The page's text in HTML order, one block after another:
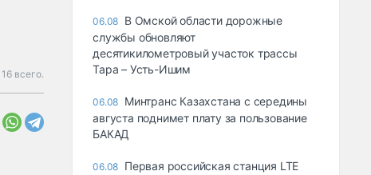
16 всего.
06.08 В Омской области дорожные
службы обновляют
десятикилометровый участок трассы
Тара – Усть-Ишим
06.08 Минтранс Казахстана с середины
августа поднимет плату за пользование
БАКАД
06.08 Первая российская станция LTE